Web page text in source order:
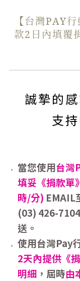
【台灣PAY
款2日內填覆
誠摯的
支
當您使用台灣
填妥《捐款單》
時/分) EMAIL
(03) 426-
送。
使用台灣Pay
2天內提供《
明細 ，屆時由